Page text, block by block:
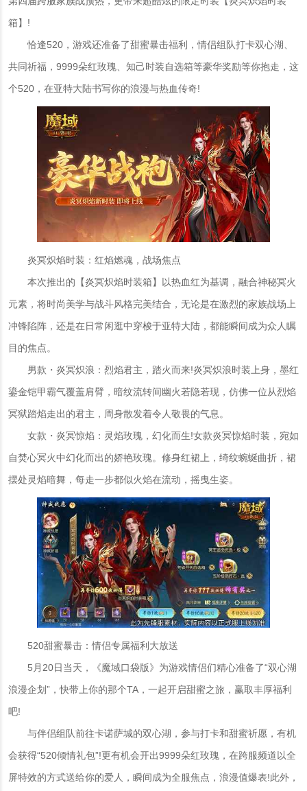
箱】!
恰逢520，游戏还准备了甜蜜暴击福利，情侣组队打卡双心湖、
共同祈福，9999朵红玫瑰、知己时装自选箱等豪华奖励等你抱走，这
个520，在亚特大陆书写你的浪漫与热血传奇!
炎冥炽焰时装：红焰燃魂，战场焦点
本次推出的【炎冥炽焰时装箱】以热血红为基调，融合神秘冥火
元素，将时尚美学与战斗风格完美结合，无论是在激烈的家族战场上
冲锋陷阵，还是在日常闲逛中穿梭于亚特大陆，都能瞬间成为众人瞩
目的焦点。
男款・炎冥炽浪：烈焰君主，踏火而来!炎冥炽浪时装上身，墨红
鎏金铠甲霸气覆盖肩臂，暗纹流转间幽火若隐若现，仿佛一位从烈焰
冥狱踏焰走出的君主，周身散发着令人敬畏的气息。
女款・炎冥惊焰：灵焰玫瑰，幻化而生!女款炎冥惊焰时装，宛如
自焚心冥火中幻化而出的娇艳玫瑰。修身红裙上，绮纹蜿蜒曲折，裙
摆处灵焰暗舞，每走一步都似火焰在流动，摇曳生姿。
520甜蜜暴击：情侣专属福利大放送
5月20日当天，《魔域口袋版》为游戏情侣们精心准备了“双心湖
浪漫企划”，快带上你的那个TA，一起开启甜蜜之旅，赢取丰厚福利
吧!
与伴侣组队前往卡诺萨城的双心湖，参与打卡和甜蜜祈愿，有机
会获得“520倾情礼包”!更有机会开出9999朵红玫瑰，在跨服频道以全
屏特效的方式送给你的爱人，瞬间成为全服焦点，浪漫值爆表!此外，